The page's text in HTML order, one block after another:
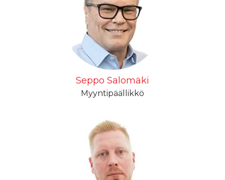
Seppo Salomäki
Myyntipäällikkö